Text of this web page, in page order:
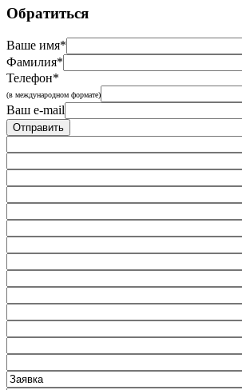
Обратиться
Ваше имя*
Фамилия*
Телефон*
(в международном формате)
Ваш e-mail